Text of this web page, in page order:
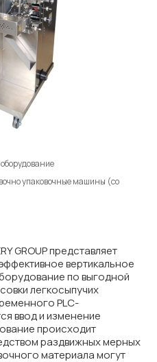
упаковочные машины (со
GROUP представляет
вертикальное
по выгодной
легкосыпучих
PLC-
ввод и изменение
происходит
раздвижных мерных
материала могут